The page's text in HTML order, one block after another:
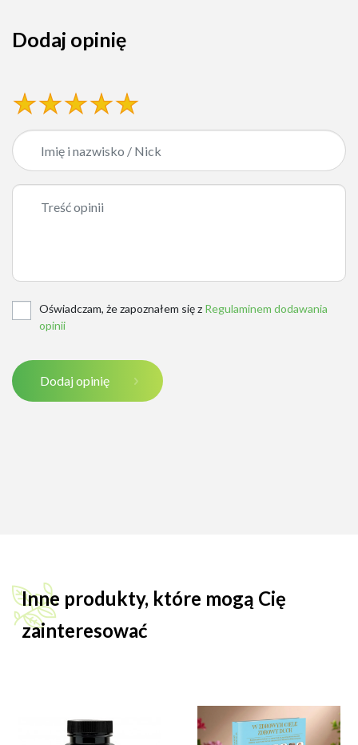
Dodaj opinię
Oświadczam, że zapoznałem się z Regulaminem dodawania
opinii
Dodaj opinię
Inne produkty, które mogą Cię
zainteresować